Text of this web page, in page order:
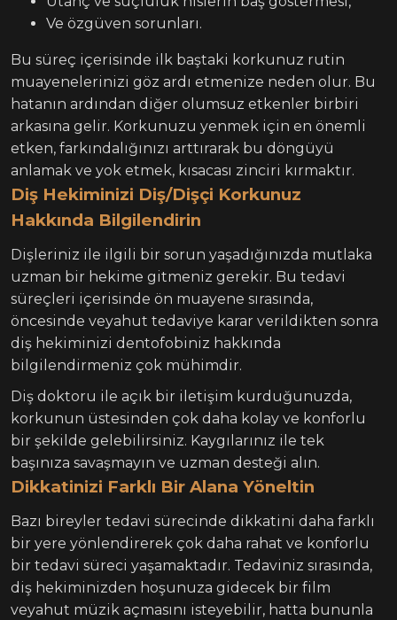
Ve özgüven sorunları.
Bu süreç içerisinde ilk baştaki korkunuz rutin
muayenelerinizi göz ardı etmenize neden olur. Bu
hatanın ardından diğer olumsuz etkenler birbiri
arkasına gelir. Korkunuzu yenmek için en önemli
etken, farkındalığınızı arttırarak bu döngüyü
anlamak ve yok etmek, kısacası zinciri kırmaktır.
Diş Hekiminizi Diş/Dişçi Korkunuz
Hakkında Bilgilendirin
Dişleriniz ile ilgili bir sorun yaşadığınızda mutlaka
uzman bir hekime gitmeniz gerekir. Bu tedavi
süreçleri içerisinde ön muayene sırasında,
öncesinde veyahut tedaviye karar verildikten sonra
diş hekiminizi dentofobiniz hakkında
bilgilendirmeniz çok mühimdir.
Diş doktoru ile açık bir iletişim kurduğunuzda,
korkunun üstesinden çok daha kolay ve konforlu
bir şekilde gelebilirsiniz. Kaygılarınız ile tek
başınıza savaşmayın ve uzman desteği alın.
Dikkatinizi Farklı Bir Alana Yöneltin
Bazı bireyler tedavi sürecinde dikkatini daha farklı
bir yere yönlendirerek çok daha rahat ve konforlu
bir tedavi süreci yaşamaktadır. Tedaviniz sırasında,
diş hekiminizden hoşunuza gidecek bir film
veyahut müzik açmasını isteyebilir, hatta bununla